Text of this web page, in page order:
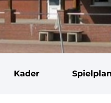
Kader Spielplan